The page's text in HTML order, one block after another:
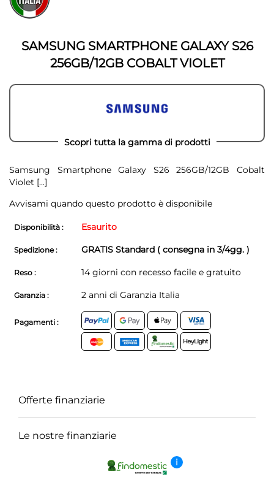
galleria
della
galleria
immagini
SAMSUNG SMARTPHONE GALAXY S26
256GB/12GB COBALT VIOLET
Scopri tutta la gamma di prodotti
Samsung Smartphone Galaxy S26 256GB/12GB Cobalt
Violet [...]
Avvisami quando questo prodotto è disponibile
Disponibilità : Esaurito
Spedizione : GRATIS Standard ( consegna in 3/4gg. )
Reso : 14 giorni con recesso facile e gratuito
Garanzia : 2 anni di Garanzia Italia
Pagamenti :
Offerte finanziarie
Le nostre finanziarie
i